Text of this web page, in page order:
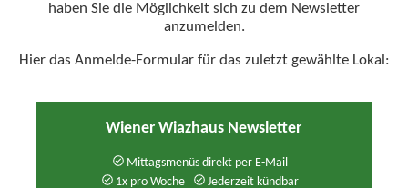
haben Sie die Möglichkeit sich zu dem Newsletter
anzumelden.
Hier das Anmelde-Formular für das zuletzt gewählte Lokal:
Wiener Wiazhaus Newsletter
Mittagsmenüs direkt per E-Mail
1x pro Woche
Jederzeit kündbar